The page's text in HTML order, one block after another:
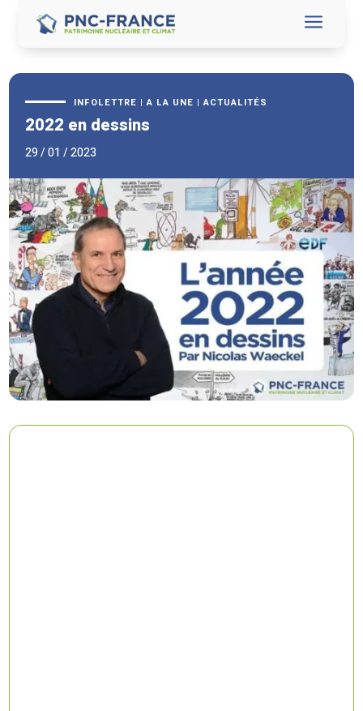
a
INFOLETTRE |A LA UNE |ACTUALITÉS
2022 en dessins
29 / 01 / 2023